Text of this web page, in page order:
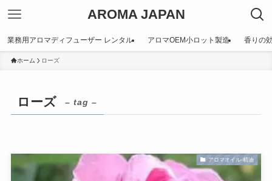
AROMA JAPAN
業務用アロマディフューザー レンタル アロマOEM小ロット製造 香りの
ホーム ローズ
ローズ – tag –
アロマオイル-精油